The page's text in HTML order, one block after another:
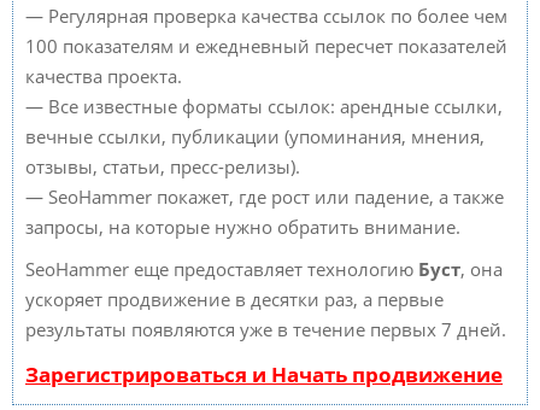
— Регулярная проверка качества ссылок по более чем
100 показателям и ежедневный пересчет показателей
качества проекта.
— Все известные форматы ссылок: арендные ссылки,
вечные ссылки, публикации (упоминания, мнения,
отзывы, статьи, пресс-релизы).
— SeoHammer покажет, где рост или падение, а также
запросы, на которые нужно обратить внимание.
SeoHammer еще предоставляет технологию Буст, она
ускоряет продвижение в десятки раз, а первые
результаты появляются уже в течение первых 7 дней.
Зарегистрироваться и Начать продвижение